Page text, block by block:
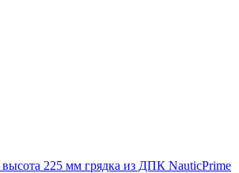
225 мм грядка из ДПК NauticPrime